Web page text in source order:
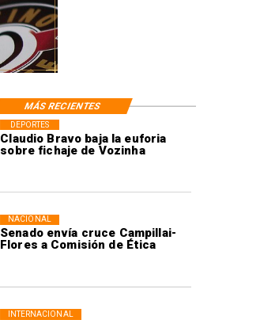
Claudio Bravo baja la euforia
sobre fichaje de Vozinha
DEPORTES
Senado envía cruce Campillai-
Flores a Comisión de Ética
NACIONAL
INTERNACIONAL
MÁS RECIENTES